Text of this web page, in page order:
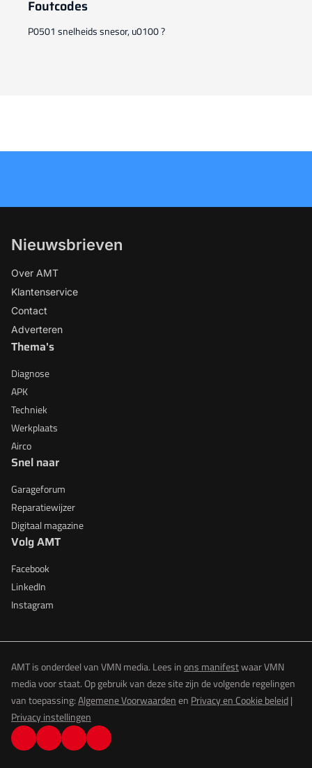
Foutcodes
P0501 snelheids snesor, u0100 ?
Nieuwsbrieven
Over AMT
Klantenservice
Contact
Adverteren
Thema's
Diagnose
APK
Techniek
Werkplaats
Airco
Snel naar
Garageforum
Reparatiewijzer
Digitaal magazine
Volg AMT
Facebook
LinkedIn
Instagram
AMT is onderdeel van VMN media. Lees inons manifestwaar VMN
media voor staat. Op gebruik van deze site zijn de volgende regelingen
van toepassing:Algemene Voorwaardenen Privacy en Cookie beleid|
Privacy instellingen